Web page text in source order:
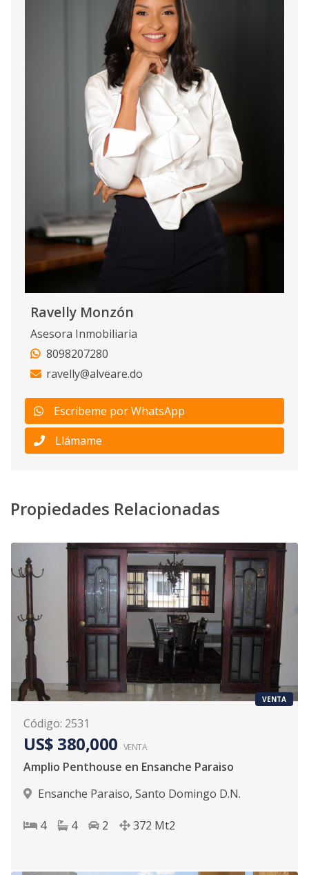
Ravelly Monzón
Asesora Inmobiliaria
8098207280
ravelly@alveare.do
Escribeme por WhatsApp
Llámame
Propiedades Relacionadas
VENTA
Código: 2531
US$ 380,000 VENTA
Amplio Penthouse en Ensanche Paraiso
Ensanche Paraiso, Santo Domingo D.N.
4 4 2 372 Mt2